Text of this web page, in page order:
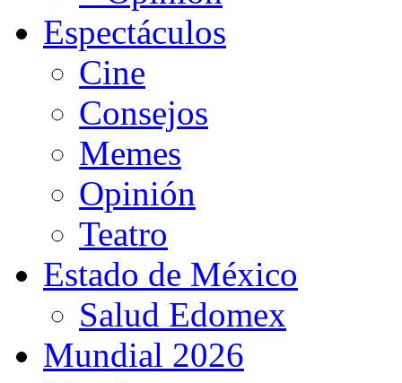
Espectáculos
Cine
Consejos
Memes
Opinión
Teatro
Estado de México
Salud Edomex
Mundial 2026